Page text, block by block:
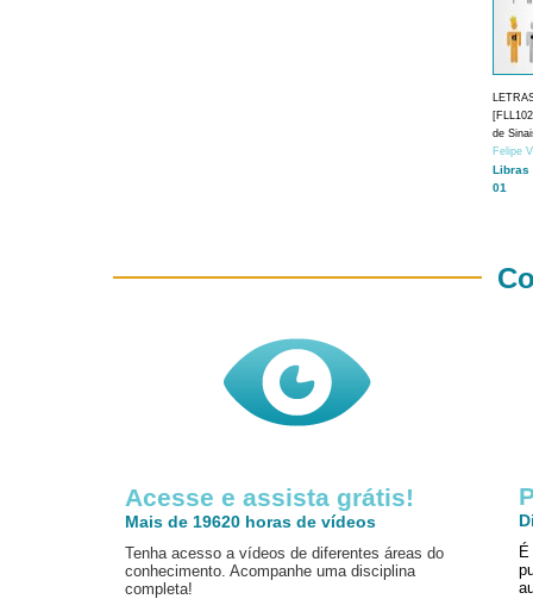
de
Felipe
Libras
01
Acesse e assista grátis!
Mais de 19620 horas de vídeos
Tenha acesso a vídeos de diferentes áreas do
conhecimento. Acompanhe uma disciplina
completa!